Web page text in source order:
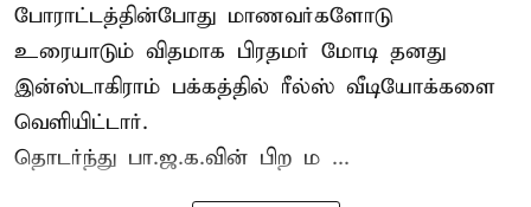
போராட்டத்தின்போது மாணவர்களோடு
உரையாடும் விதமாக பிரதமர் மோடி தனது
இன்ஸ்டாகிராம் பக்கத்தில் ரீல்ஸ் வீடியோக்களை
வெளியிட்டார்.
தொடர்ந்து பா.ஜ.க.வின் பிற ம ...